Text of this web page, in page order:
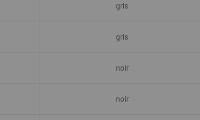
gris
gris
noir
noir